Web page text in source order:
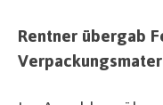
Rentner übergab